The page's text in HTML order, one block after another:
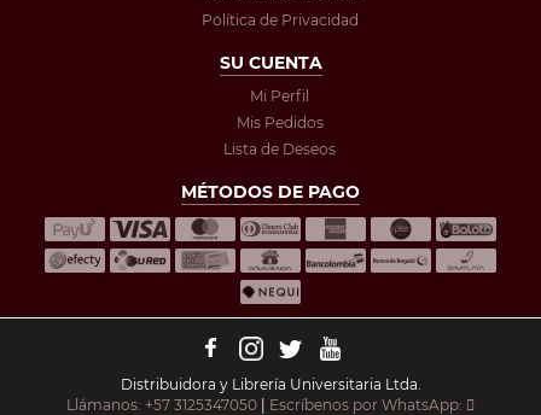
Política de Privacidad
SU CUENTA
Mi Perfil
Mis Pedidos
Lista de Deseos
MÉTODOS DE PAGO
Distribuidora y Librería Universitaria Ltda.
Llámanos: +57 3125347050 | Escríbenos por WhatsApp: